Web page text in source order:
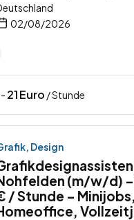
02/08/2026
- 21Euro / Stunde
Design
(m/w/d)
/ Stunde – Minijobs,